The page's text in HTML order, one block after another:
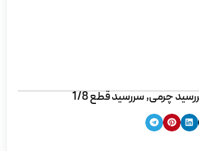
چرمی,سررسید قطع 1/8